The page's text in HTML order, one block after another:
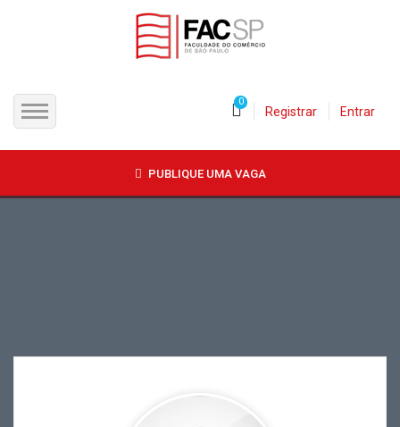
CANDIDATOS
0
Registrar Entrar
PUBLIQUE UMA VAGA